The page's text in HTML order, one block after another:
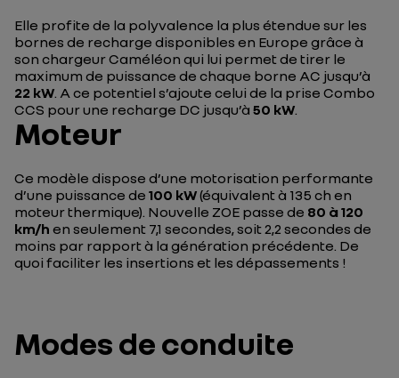
Elle profite de la polyvalence la plus étendue sur les
bornes de recharge disponibles en Europe grâce à
son chargeur Caméléon qui lui permet de tirer le
maximum de puissance de chaque borne AC jusqu’à
22 kW. A ce potentiel s’ajoute celui de la prise Combo
CCS pour une recharge DC jusqu’à 50 kW.
Moteur
Ce modèle dispose d’une motorisation performante
d’une puissance de 100 kW(équivalent à 135 ch en
moteur thermique). Nouvelle ZOE passe de 80 à 120
km/h en seulement 7,1 secondes, soit 2,2 secondes de
moins par rapport à la génération précédente. De
quoi faciliter les insertions et les dépassements !
Modes de conduite